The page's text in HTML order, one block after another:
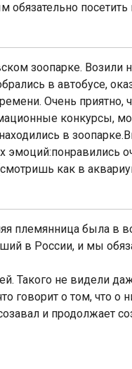
зоопарке. Возили
в автобусе,
Очень
конкурсы,
в
как в
племянница была в
в России, и мы
Такого не видели
о том, что о
и продолжает